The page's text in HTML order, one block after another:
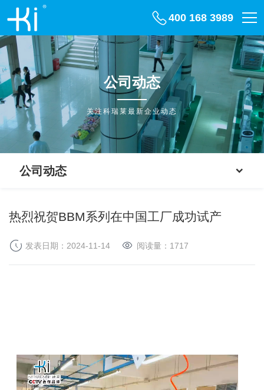
400 168 3989
公司动态
关注科瑞莱最新企业动态
公司动态
热烈祝贺BBM系列在中国工厂成功试产
发表日期：2024-11-14 阅读量： 1717